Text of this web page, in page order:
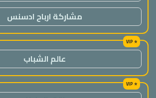
مشاركة ارباح ادسنس
عالم الشباب